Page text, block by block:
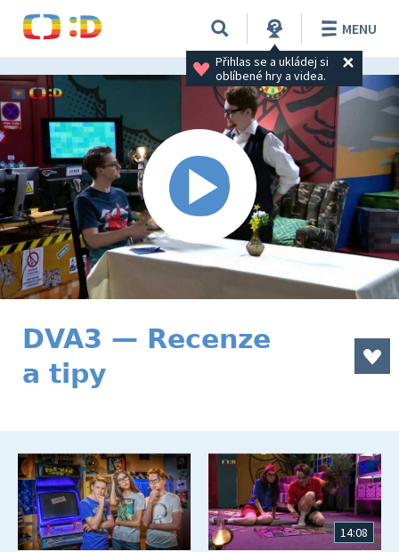
Přihlas se a ukládej si
oblíbené hry a videa.
MENU
DVA3 — Recenze
a tipy
14:08